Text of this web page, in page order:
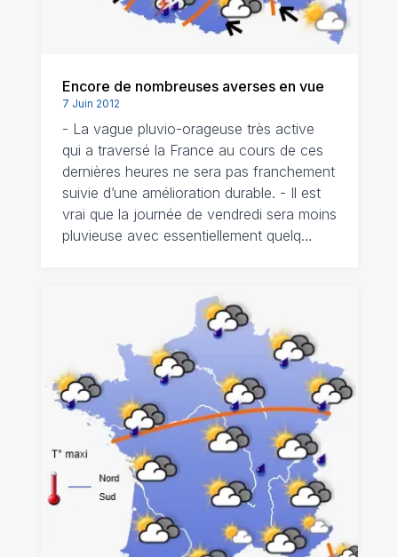
Encore de nombreuses averses en vue
7 Juin 2012
- La vague pluvio-orageuse très active
qui a traversé la France au cours de ces
dernières heures ne sera pas franchement
suivie d’une amélioration durable. - Il est
vrai que la journée de vendredi sera moins
pluvieuse avec essentiellement quelq…